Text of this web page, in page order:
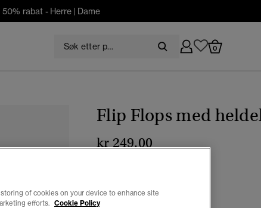
50% rabat - Herre | Dame
0
Flip Flops med
kr 249,00
of cookies on your device to enhance site
efforts. Cookie Policy